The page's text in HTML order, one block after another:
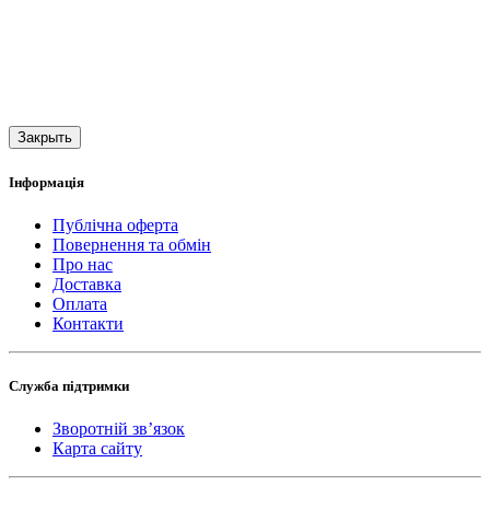
Закрыть
Інформація
Публічна оферта
Повернення та обмін
Про нас
Доставка
Оплата
Контакти
Служба підтримки
Зворотній зв’язок
Карта сайту